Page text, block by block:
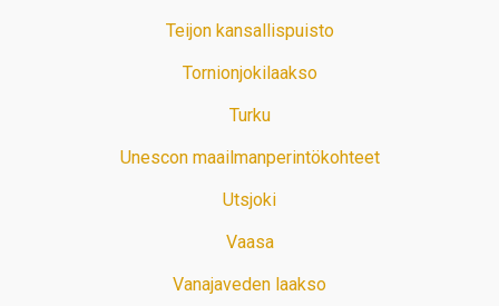
Teijon kansallispuisto
Tornionjokilaakso
Turku
Unescon maailmanperintökohteet
Utsjoki
Vaasa
Vanajaveden laakso